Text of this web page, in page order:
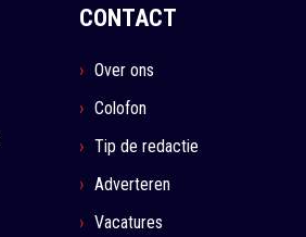
CONTACT
Over ons
Colofon
Tip de redactie
Adverteren
Vacatures